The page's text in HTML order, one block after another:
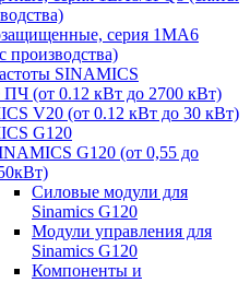
серия 1MA6
производства)
SINAMICS
ПЧ (от 0.12 кВт до 2700 кВт)
V20 (от 0.12 кВт до 30 кВт)
G120
G120 (от 0,55 до
Силовые модули для
Sinamics G120
Модули управления для
Sinamics G120
Компоненты и